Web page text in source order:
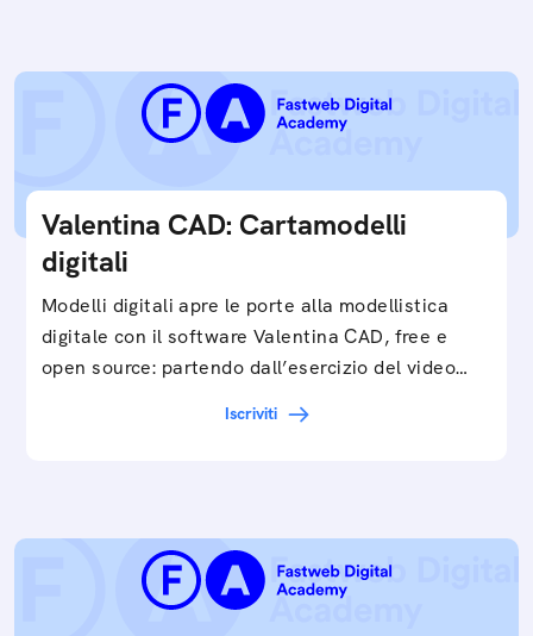
Valentina CAD: Cartamodelli
digitali
Modelli digitali apre le porte alla modellistica
digitale con il software Valentina CAD, free e
open source: partendo dall’esercizio del video…
Iscriviti